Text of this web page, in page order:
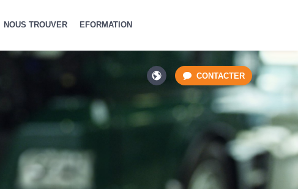
NOUS TROUVER EFORMATION
CONTACTER